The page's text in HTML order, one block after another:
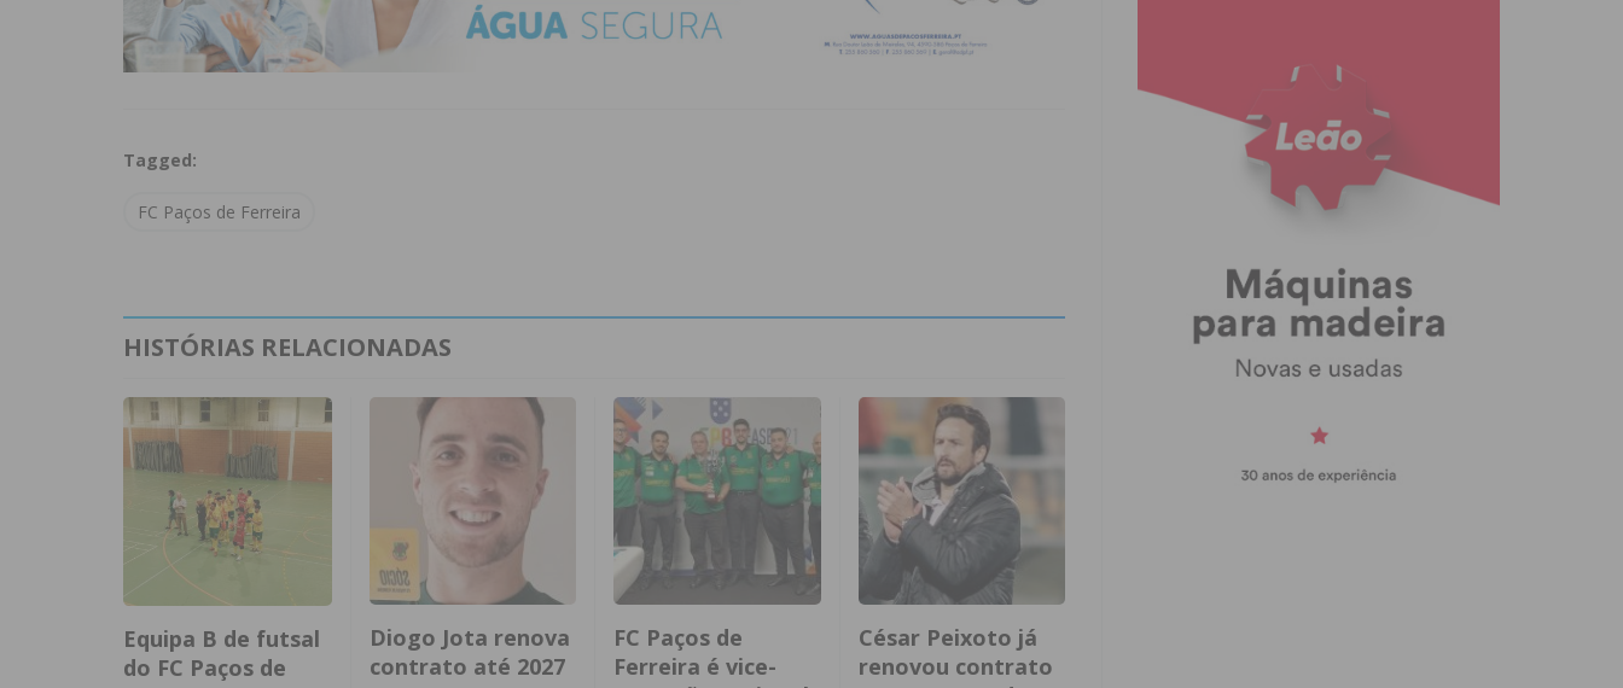
Tagged:
FC Paços de Ferreira
HISTÓRIAS RELACIONADAS
Equipa B de futsal
do FC Paços de
Diogo Jota renova
contrato até 2027
FC Paços de
Ferreira é vice-
César Peixoto já
renovou contrato